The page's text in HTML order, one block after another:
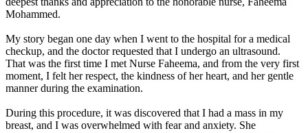
Mohammed.
My story began one day when I went to the hospital for a medical
checkup, and the doctor requested that I undergo an ultrasound.
That was the first time I met Nurse Faheema, and from the very first
moment, I felt her respect, the kindness of her heart, and her gentle
manner during the examination.
During this procedure, it was discovered that I had a mass in my
breast, and I was overwhelmed with fear and anxiety. She